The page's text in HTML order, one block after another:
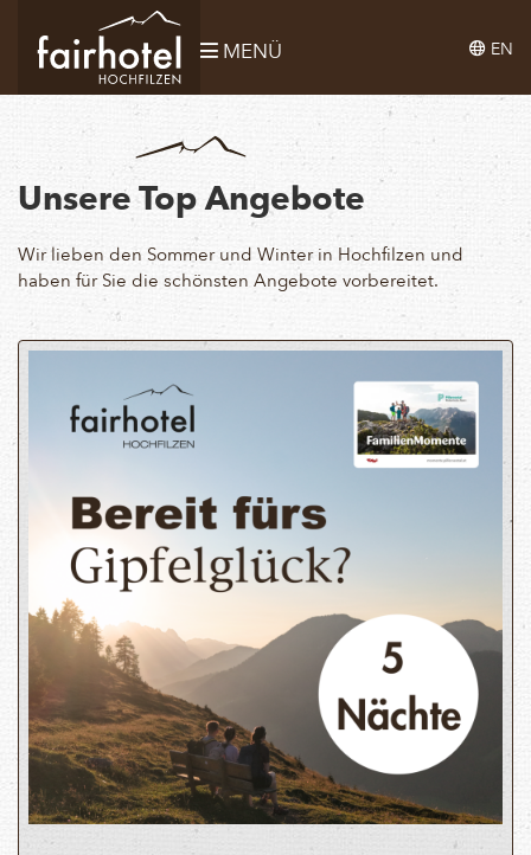
MENÜ EN
Unsere Top Angebote
Wir lieben den Sommer und Winter in Hochfilzen und
haben für Sie die schönsten Angebote vorbereitet.